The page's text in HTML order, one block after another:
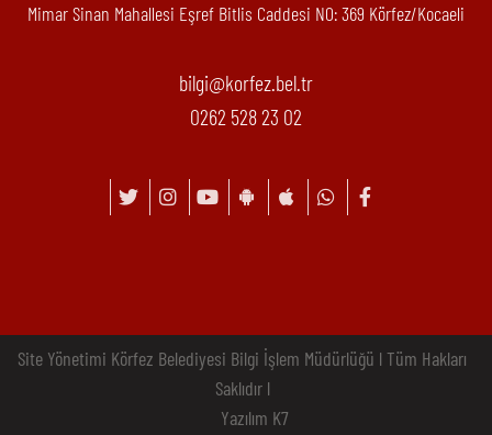
Mimar Sinan Mahallesi Eşref Bitlis Caddesi N0: 369 Körfez/Kocaeli
bilgi@korfez.bel.tr
0262 528 23 02
Site Yönetimi Körfez Belediyesi Bilgi İşlem Müdürlüğü l Tüm Hakları
Saklıdır l
Yazılım K7